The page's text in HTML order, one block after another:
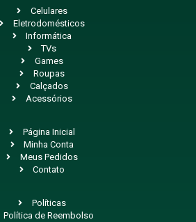
Celulares
Eletrodomésticos
Informática
TVs
Games
Roupas
Calçados
Acessórios
Página Inicial
Minha Conta
Meus Pedidos
Contato
Políticas
Política de Reembolso